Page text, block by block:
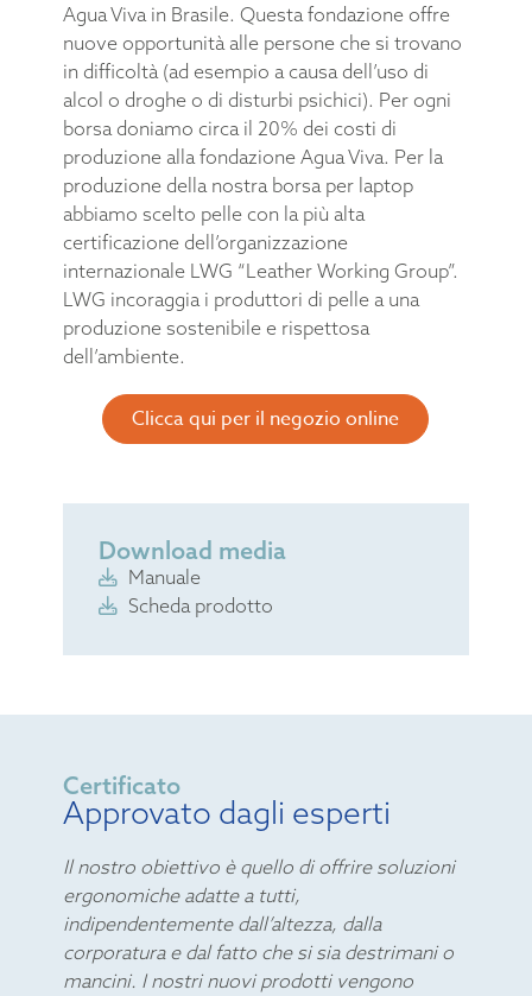
Agua Viva in Brasile. Questa fondazione offre
nuove opportunità alle persone che si trovano
in difficoltà (ad esempio a causa dell’uso di
alcol o droghe o di disturbi psichici). Per ogni
borsa doniamo circa il 20% dei costi di
produzione alla fondazione Agua Viva. Per la
produzione della nostra borsa per laptop
abbiamo scelto pelle con la più alta
certificazione dell’organizzazione
internazionale LWG “Leather Working Group”.
LWG incoraggia i produttori di pelle a una
produzione sostenibile e rispettosa
dell’ambiente.
Clicca qui per il negozio online
Download media
Manuale
Scheda prodotto
Certificato
Approvato dagli esperti
Il nostro obiettivo è quello di offrire soluzioni
ergonomiche adatte a tutti,
indipendentemente dall’altezza, dalla
corporatura e dal fatto che si sia destrimani o
mancini. I nostri nuovi prodotti vengono